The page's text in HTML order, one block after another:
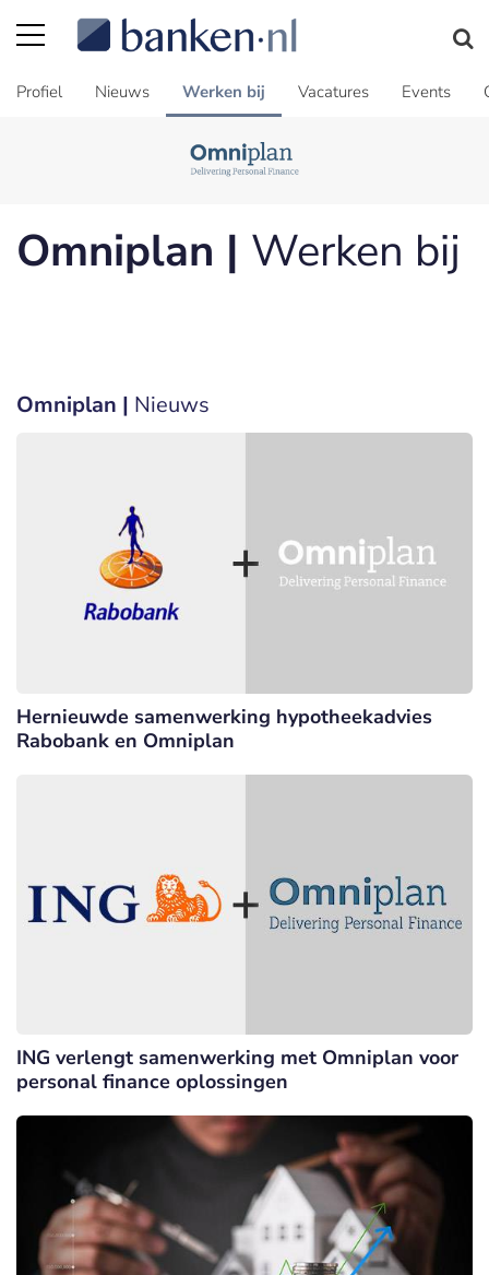
Profiel Nieuws Werken bij Vacatures Events
Omniplan | Werken bij
Omniplan | Nieuws
Hernieuwde samenwerking hypotheekadvies
Rabobank en Omniplan
ING verlengt samenwerking met Omniplan voor
personal finance oplossingen